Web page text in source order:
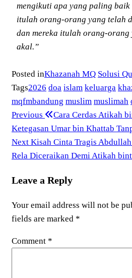
mengikuti apa yang paling
itulah orang-orang yang telah
dan mereka itulah orang-orang
akal.”
Posted inKhazanah MQ Solusi
Tags2026 doa islam keluarga
mqfmbandung muslim muslimah
Previous
Cara Cerdas Atikah
Ketegasan Umar bin Khattab
Next Kisah Cinta Tragis
Rela Diceraikan Demi Atikah
Leave a Reply
Your email address will not be
fields are marked *
Comment *